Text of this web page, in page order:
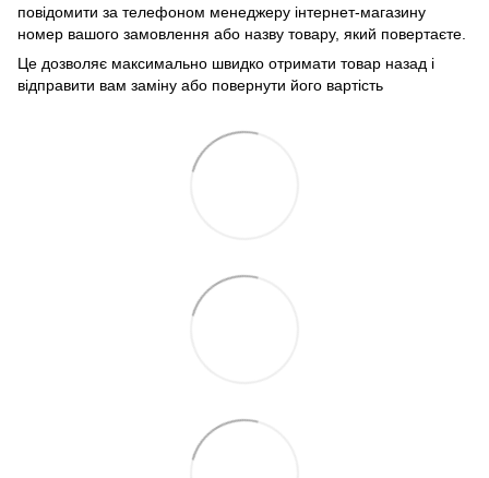
повідомити за телефоном менеджеру інтернет-магазину
номер вашого замовлення або назву товару, який повертаєте.
Це дозволяє максимально швидко отримати товар назад і
відправити вам заміну або повернути його вартість